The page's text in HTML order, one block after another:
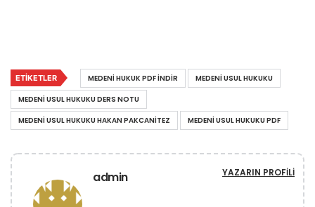
ETIKETLER MEDENI HUKUK PDF INDIR
MEDENI USUL HUKUKU
MEDENI USUL HUKUKU DERS NOTU
MEDENI USUL HUKUKU HAKAN PAKCANITEZ
MEDENI USUL HUKUKU PDF
admin YAZARIN PROFILI